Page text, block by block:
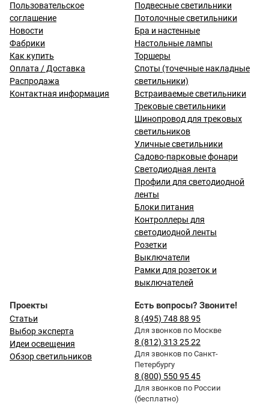
Пользовательское
соглашение
Новости
Фабрики
Как купить
Оплата / Доставка
Распродажа
Контактная информация
Подвесные светильники
Потолочные светильники
Бра и настенные
Настольные лампы
Торшеры
Споты (точечные накладные
светильники)
Встраиваемые светильники
Трековые светильники
Шинопровод для трековых
светильников
Уличные светильники
Садово-парковые фонари
Светодиодная лента
Профили для светодиодной
ленты
Блоки питания
Контроллеры для
светодиодной ленты
Розетки
Выключатели
Рамки для розеток и
выключателей
Проекты
Статьи
Выбор эксперта
Идеи освещения
Обзор светильников
Есть вопросы? Звоните!
8 (495) 748 88 95
Для звонков по Москве
8 (812) 313 25 22
Для звонков по Санкт-
Петербургу
8 (800) 550 95 45
Для звонков по России
(бесплатно)